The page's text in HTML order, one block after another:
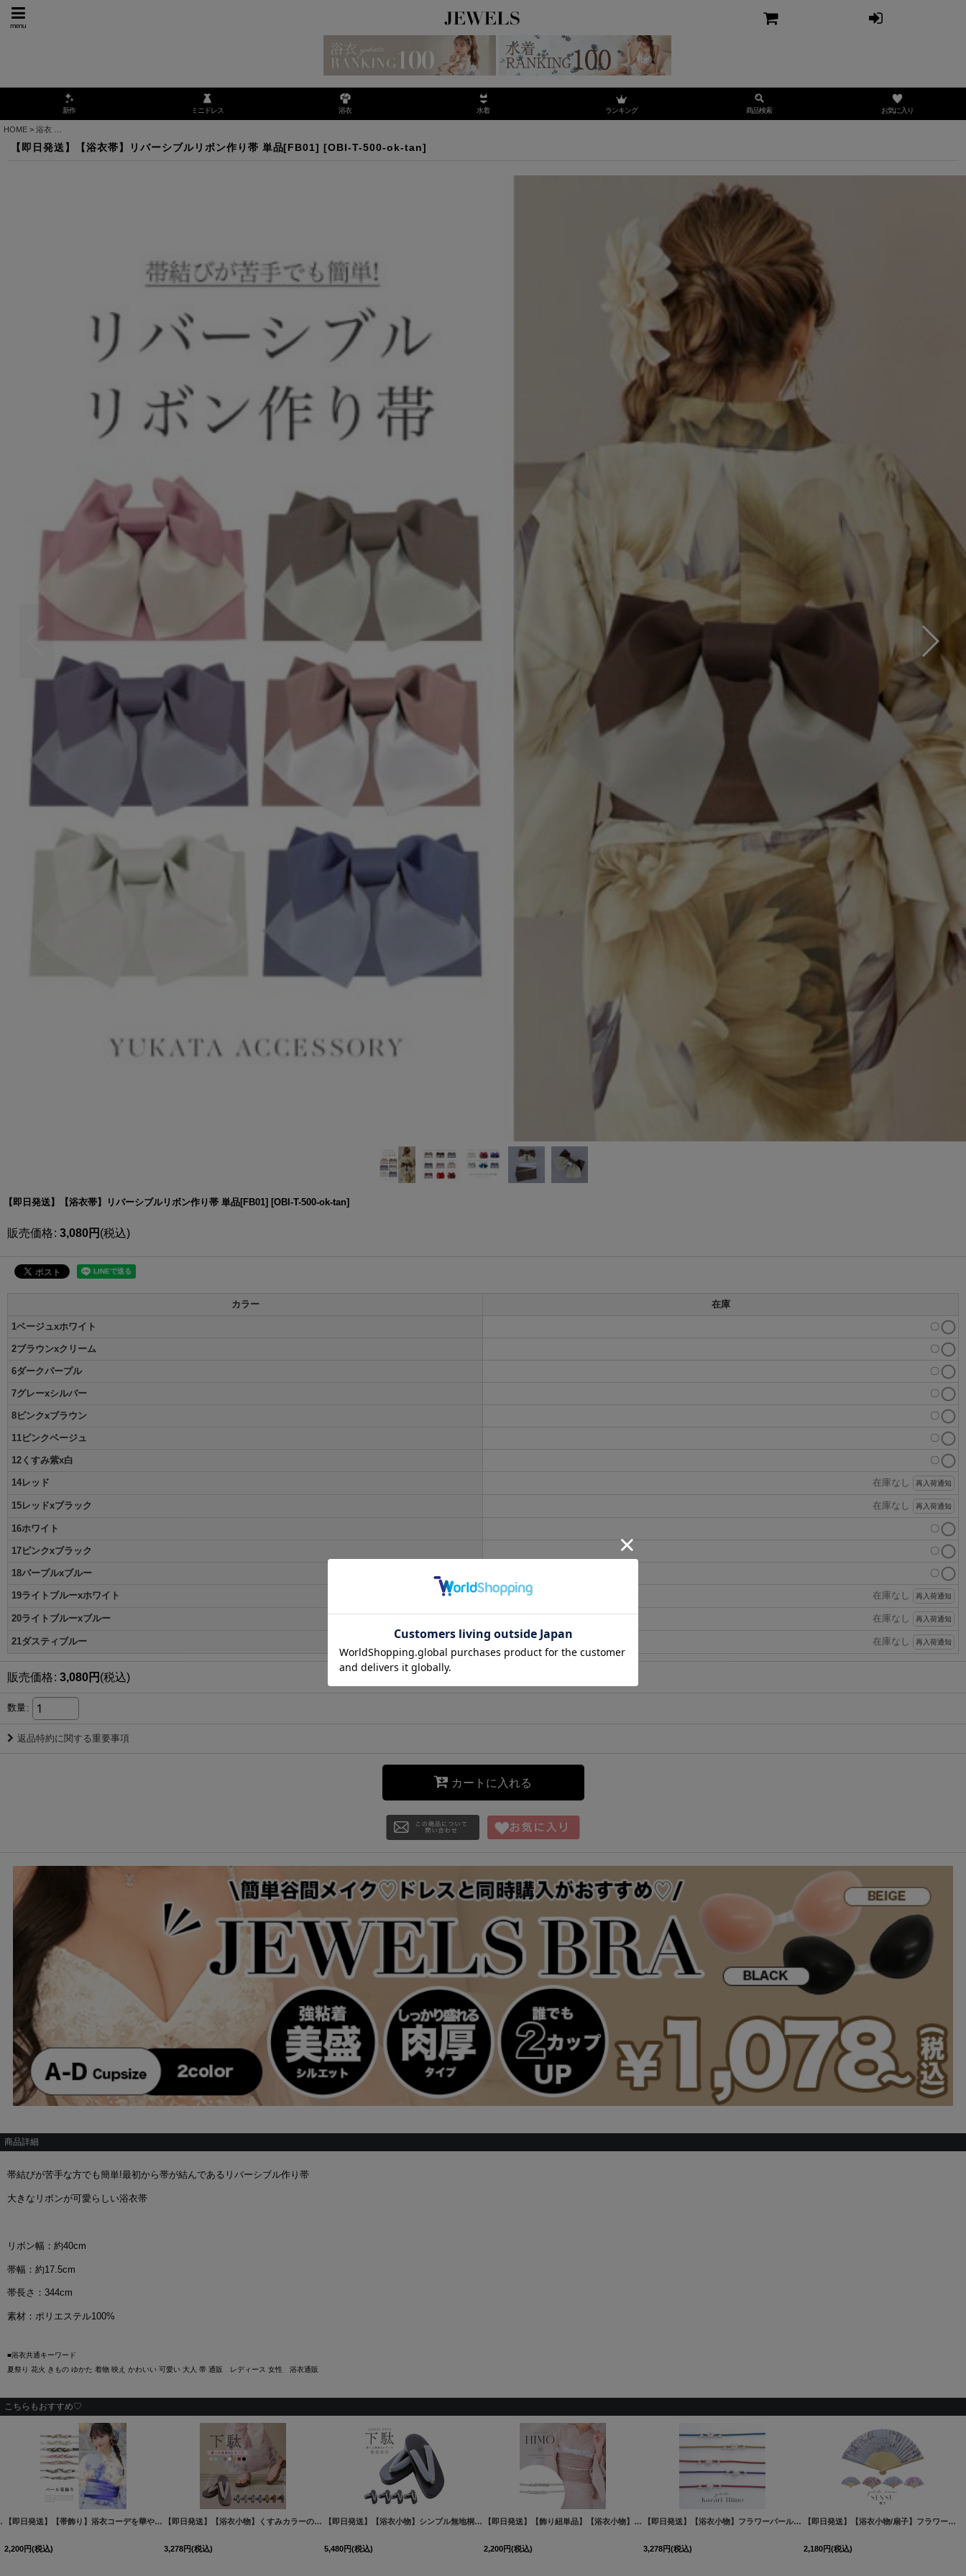
menu
新作 ミニドレス 浴衣 水着 ランキング 商品検索 お気に入り
HOME > 浴衣
【即日発送】【浴衣帯】リバーシブルリボン作り帯 単品[FB01] [OBI-T-500-ok-tan]
【即日発送】【浴衣帯】リバーシブルリボン作り帯 単品[FB01] [OBI-T-500-ok-tan]
販売価格: 3,080円 (税込)
カラー 在庫
1ベージュxホワイト 〇
2ブラウンxクリーム 〇
6ダークパープル 〇
7グレーxシルバー 〇
8ピンクxブラウン 〇
11ピンクベージュ 〇
12くすみ紫x白 〇
14レッド 在庫なし 再入荷通知
15レッドxブラック 在庫なし 再入荷通知
16ホワイト 〇
17ピンクxブラック 〇
18パープルxブルー 〇
19ライトブルーxホワイト 在庫なし 再入荷通知
20ライトブルーxブルー 在庫なし 再入荷通知
21ダスティブルー 在庫なし 再入荷通知
販売価格: 3,080円 (税込)
数量:
返品特約に関する重要事項
カートに入れる
商品詳細
帯結びが苦手な方でも簡単!最初から帯が結んであるリバーシブル作り帯
大きなリボンが可愛らしい浴衣帯
リボン幅：約40cm
帯幅：約17.5cm
帯長さ：344cm
素材：ポリエステル100%
■浴衣共通キーワード
夏祭り 花火 きもの ゆかた 着物 映え かわいい 可愛い 大人 帯 通販 レディース 女性 浴衣通販
こちらもおすすめ♡
001-ok-W
all]
単品販売[OF01] [ HEKO-800-sb
【即日発送】【帯飾り】浴衣コーデを華やかにする帯飾り単品 飾り帯 紐 [OF01] [HIMO-900-yn]
2,200円(税込)
【即日発送】【浴衣小物】くすみカラーの無地下駄 単品 [OF04] [GETA-01-kj]
3,278円(税込)
【即日発送】【浴衣小物】シンプル無地桐下駄 単品 [OF04] [GETA-05-wk
5,480円(税込)
【即日発送】【飾り紐単品】【浴衣小物】ビジューパール飾り紐 / 帯飾り / 飾り帯 [OF04] HIMO-906-yn ]
2,200円(税込)
【即日発送】【浴衣小物】フラワーパールモチーフ飾り紐 / 帯飾り [OF04] [ HIMO-902-kj
3,278円(税込)
【即日発送】【浴衣小物/扇子】フラワー柄扇子【4カラー】[OF04]
2,180円(税込)